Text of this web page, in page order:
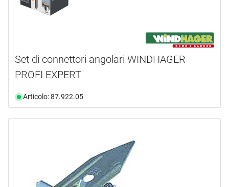
Set di connettori angolari WINDHAGER
PROFI EXPERT
Articolo: 87.922.05